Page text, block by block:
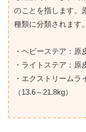
のことを指します。
種類に分類されます。
・ヘビーステア：原
・ライトステア：原
・エクストリームラ
（13.6～21.8kg）